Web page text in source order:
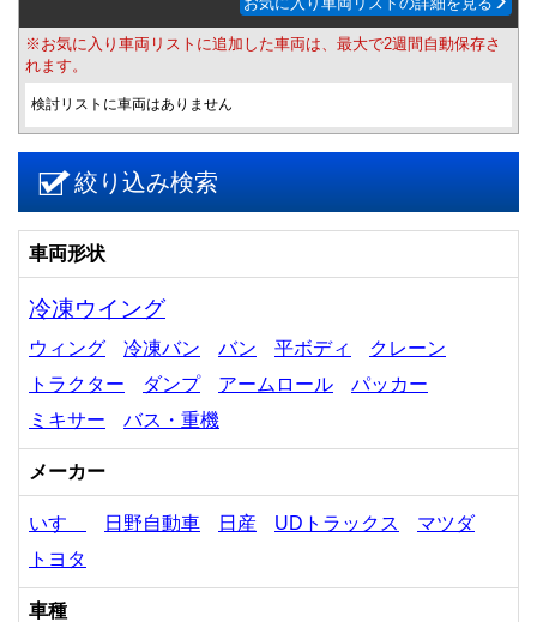
※お気に入り車両リストに追加した車両は、最大で2週間自動保存さ
れます。
検討リストに車両はありません
絞り込み検索
車両形状
冷凍ウイング
ウィング 冷凍バン バン 平ボディ
クレーン
トラクター
ダンプ アームロール
パッカー
ミキサー
バス・重機
メーカー
いすゞ 日野自動車 日産 UDトラックス
マツダ
トヨタ
車種